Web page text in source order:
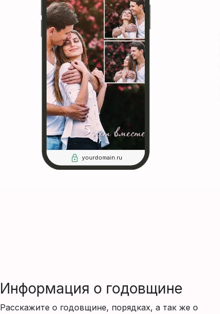
yourdomain.ru
Информация о годовщине
Расскажите о годовщине, порядках, а так же о